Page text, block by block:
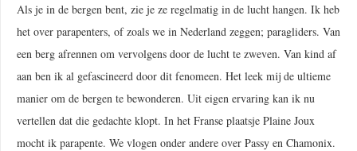
Als je in de bergen bent, zie je ze regelmatig in de lucht hangen. Ik heb
het over parapenters, of zoals we in Nederland zeggen; paragliders. Van
een berg afrennen om vervolgens door de lucht te zweven. Van kind af
aan ben ik al gefascineerd door dit fenomeen. Het leek mij de ultieme
manier om de bergen te bewonderen. Uit eigen ervaring kan ik nu
vertellen dat die gedachte klopt. In het Franse plaatsje Plaine Joux
mocht ik parapente. We vlogen onder andere over Passy en Chamonix.